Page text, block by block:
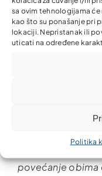
sa ovim tehnologijama
kao što su ponašanje pri
lokaciji. Nepristanak ili
uticati na određene
Politika
mikrokredita do
Fondacija ne
ograničenja.
naši korisnici
nego do sada,
konkurentnost i
dobrom pravcu.
povećanje obima